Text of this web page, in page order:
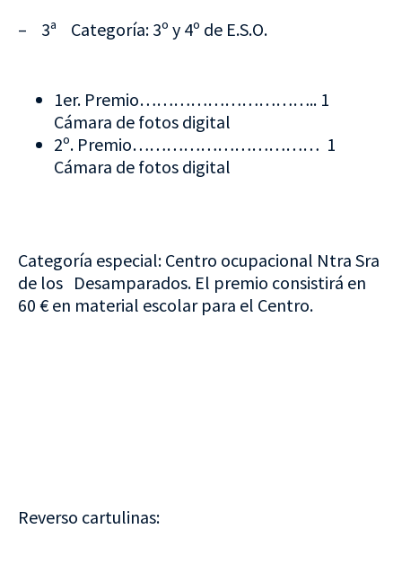
– 3ª Categoría: 3º y 4º de E.S.O.
1er. Premio………………………….. 1
Cámara de fotos digital
2º. Premio…………………………… 1
Cámara de fotos digital
Categoría especial: Centro ocupacional Ntra Sra
de los Desamparados. El premio consistirá en
60 € en material escolar para el Centro.
Reverso cartulinas: